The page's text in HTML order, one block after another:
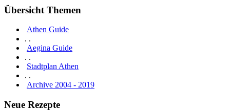
Übersicht Themen
Athen Guide
. .
Aegina Guide
. .
Stadtplan Athen
. .
Archive 2004 - 2019
Neue Rezepte